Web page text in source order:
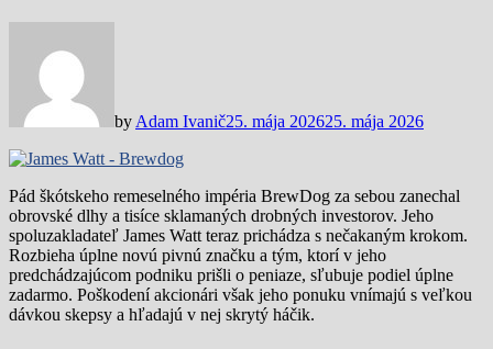
by Adam Ivanič25. mája 202625. mája 2026
Pád škótskeho remeselného impéria BrewDog za sebou zanechal
obrovské dlhy a tisíce sklamaných drobných investorov. Jeho
spoluzakladateľ James Watt teraz prichádza s nečakaným krokom.
Rozbieha úplne novú pivnú značku a tým, ktorí v jeho
predchádzajúcom podniku prišli o peniaze, sľubuje podiel úplne
zadarmo. Poškodení akcionári však jeho ponuku vnímajú s veľkou
dávkou skepsy a hľadajú v nej skrytý háčik.